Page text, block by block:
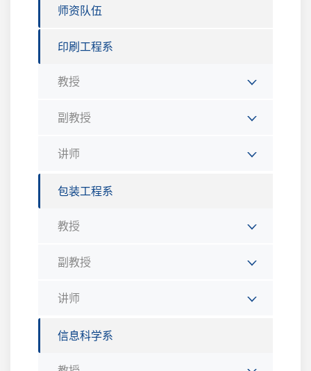
师资队伍
印刷工程系
教授
副教授
讲师
包装工程系
教授
副教授
讲师
信息科学系